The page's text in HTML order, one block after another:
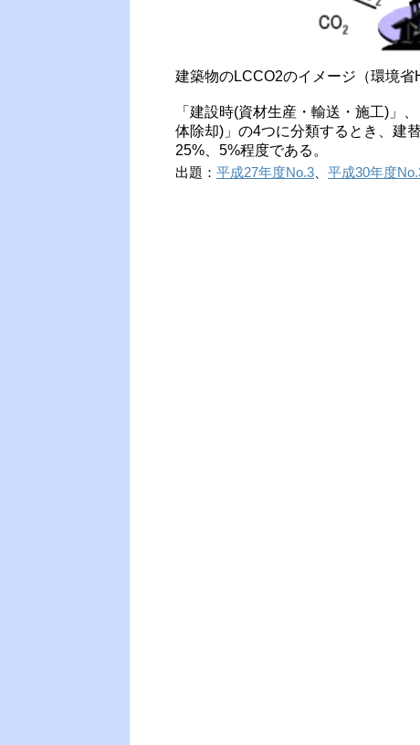
建築物のLCCO2のイメージ（環境省
「建設時(資材生産・輸送・施工)」
体除却)」の4つに分類するとき、建
25%、5%程度である。
出題： 平成27年度No.3 平成30年度